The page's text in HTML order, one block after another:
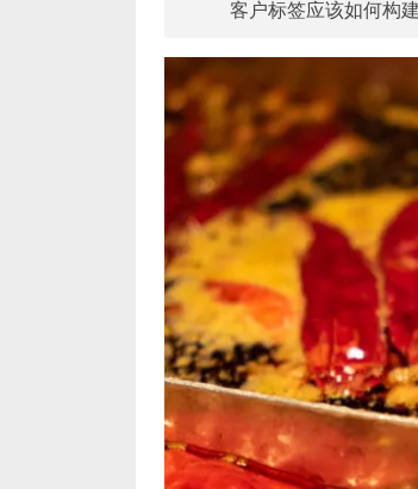
客户标签应该如何构